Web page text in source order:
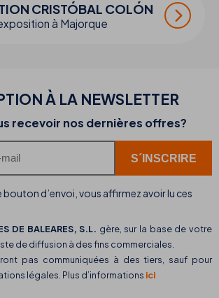
CRISTÓBAL COLÓN
à Majorque
À LA NEWSLETTER
recevoir nos dernières offres?
bouton d’envoi, vous affirmez avoir lu ces
DE BALEARES, S.L. gère, sur la base de votre
de diffusion à des fins commerciales.
pas communiquées à des tiers, sauf pour
légales. Plus d’informations ici